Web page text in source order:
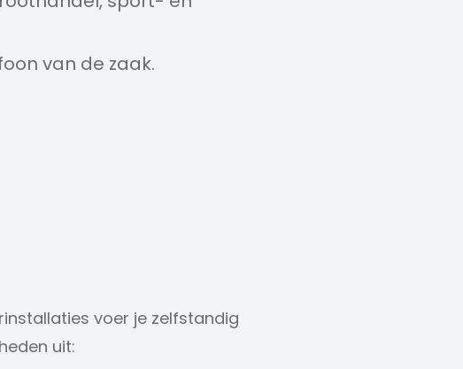
van de zaak.
voer je zelfstandig
uit: